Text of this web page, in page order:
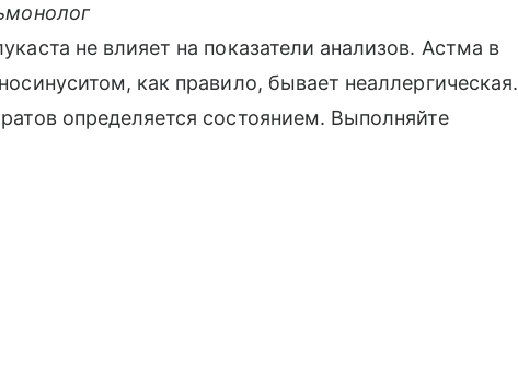
не влияет на показатели анализов. Астма в
как правило, бывает неаллергическая.
определяется состоянием. Выполняйте